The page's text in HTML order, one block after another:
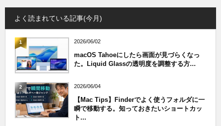
よく読まれている記事(今月)
1 2026/06/02
macOS Tahoeにしたら画面が見づらくなっ
た。Liquid Glassの透明度を調整する方...
2 2026/06/04
【Mac Tips】Finderでよく使うフォルダに一
瞬で移動する。知っておきたいショートカッ
ト...